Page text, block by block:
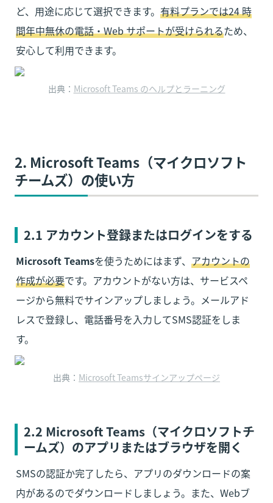
ど、用途に応じて選択できます。 有料プランでは24 時
間年中無休の電話・Web サポートが受けられるため、
安心して利用できます。
出典： Microsoft Teams のヘルプとラーニング
2. Microsoft Teams（マイクロソフト
チームズ）の使い方
2.1 アカウント登録またはログインをする
Microsoft Teamsを使うためにはまず、 アカウントの
作成が必要です。アカウントがない方は、サービスペ
ージから無料でサインアップしましょう。メールアド
レスで登録し、電話番号を入力してSMS認証をしま
す。
出典： Microsoft Teamsサインアップページ
2.2 Microsoft Teams（マイクロソフトチ
ームズ） のアプリまたはブラウザを開く
SMSの認証か完了したら、アプリのダウンロードの案
内があるのでダウンロードしましょう。また、Webブ